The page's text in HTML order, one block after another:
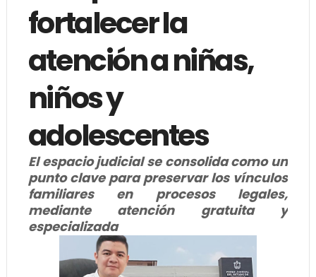
fortalecer la
atención a niñas,
niños y
adolescentes
El espacio judicial se consolida como un
punto clave para preservar los vínculos
familiares en procesos legales,
mediante atención gratuita y
especializada